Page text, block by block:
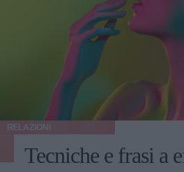
RELAZIONI
Tecniche e frasi a